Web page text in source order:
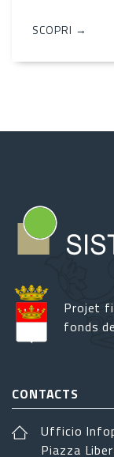
SCOPRI →
Projet
fonds
CONTACTS
Ufficio
Piazza